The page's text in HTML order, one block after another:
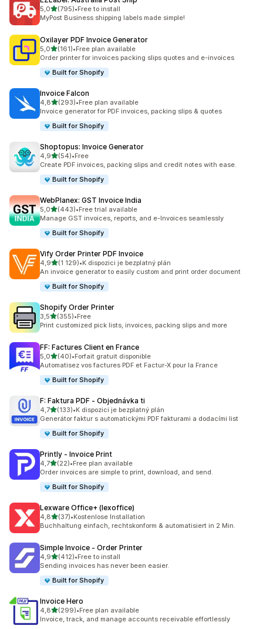
5,0z 5 hvězd
(795)
Celkový počet recenzí: 795
•Free to install
MyPost Business shipping labels made simple!
Oxilayer PDF Invoice Generator
5,0z 5 hvězd
(161)
Celkový počet recenzí: 161
•Free plan available
Order printer for invoices packing slips quotes and e-invoices
Built for Shopify
Invoice Falcon
4,8z 5 hvězd
(293)
Celkový počet recenzí: 293
•Free plan available
Invoice generator for PDF invoices, packing slips & quotes
Built for Shopify
Shoptopus: Invoice Generator
4,9z 5 hvězd
(54)
Celkový počet recenzí: 54
•Free
Create PDF invoices, packing slips and credit notes with ease.
Built for Shopify
WebPlanex: GST Invoice India
5,0z 5 hvězd
(443)
Celkový počet recenzí: 443
•Free trial available
Manage GST invoices, reports, and e-Invoices seamlessly
Built for Shopify
Vify Order Printer PDF Invoice
4,9z 5 hvězd
(1 129)
Celkový počet recenzí: 1129
•K dispozici je bezplatný plán
An invoice generator to easily custom and print order document
Built for Shopify
Shopify Order Printer
3,5z 5 hvězd
(355)
Celkový počet recenzí: 355
•Free
Print customized pick lists, invoices, packing slips and more
FF: Factures Client en France
5,0z 5 hvězd
(40)
Celkový počet recenzí: 40
•Forfait gratuit disponible
Automatisez vos factures PDF et Factur-X pour la France
Built for Shopify
F: Faktura PDF ‑ Objednávka ti
4,7z 5 hvězd
(133)
Celkový počet recenzí: 133
•K dispozici je bezplatný plán
Generátor faktur s automatickými PDF fakturami a dodacími list
Built for Shopify
Printly ‑ Invoice Print
4,7z 5 hvězd
(22)
Celkový počet recenzí: 22
•Free plan available
Order invoices are simple to print, download, and send.
Built for Shopify
Lexware Office+ (lexoffice)
4,8z 5 hvězd
(37)
Celkový počet recenzí: 37
•Kostenlose Installation
Buchhaltung einfach, rechtskonform & automatisiert in 2 Min.
Simple Invoice ‑ Order Printer
4,9z 5 hvězd
(412)
Celkový počet recenzí: 412
•Free to install
Sending invoices has never been easier.
Built for Shopify
Invoice Hero
4,8z 5 hvězd
(299)
Celkový počet recenzí: 299
•Free plan available
Invoice, track, and manage accounts receivable effortlessly